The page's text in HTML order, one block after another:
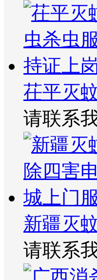
茌平灭
请联系
新疆灭
请联系